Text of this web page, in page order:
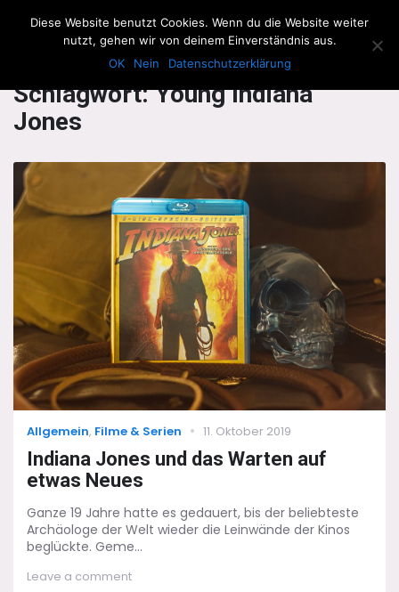
The Howling Men
Schlagwort:Young Indiana
Jones
Categories
Allgemein, Filme & Serien
Posted
11. Oktober 2019
Indiana Jones und das Warten auf
etwas Neues
Ganze 19 Jahre hatte es gedauert, bis der beliebteste
Archäologe der Welt wieder die Leinwände der Kinos
beglückte. Geme...
Leave a commenton
Diese Website benutzt Cookies. Wenn du die Website weiter
nutzt, gehen wir von deinem Einverständnis aus.
OK
Nein Datenschutzerklärung